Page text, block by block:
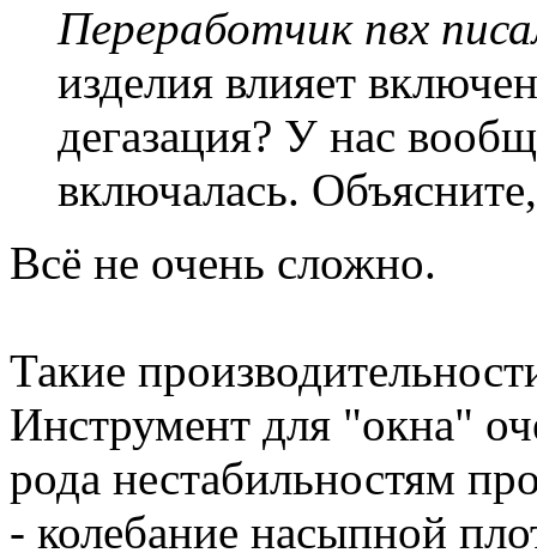
Переработчик пвх
изделия влияет
дегазация? У нас
включалась.
Всё не очень сложно.
Такие
Инструмент для "окна"
рода нестабильностям
- колебание насыпной